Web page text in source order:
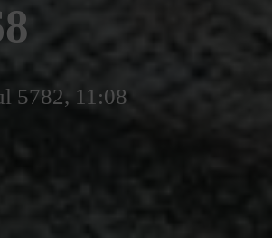
5782, 11:08